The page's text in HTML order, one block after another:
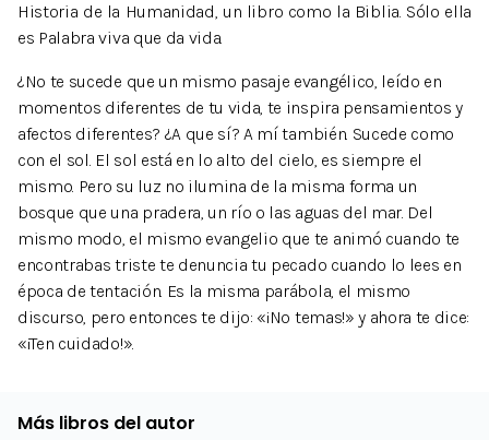
Historia de la Humanidad, un libro como la Biblia. Sólo ella
es Palabra viva que da vida.
¿No te sucede que un mismo pasaje evangélico, leído en
momentos diferentes de tu vida, te inspira pensamientos y
afectos diferentes? ¿A que sí? A mí también. Sucede como
con el sol. El sol está en lo alto del cielo, es siempre el
mismo. Pero su luz no ilumina de la misma forma un
bosque que una pradera, un río o las aguas del mar. Del
mismo modo, el mismo evangelio que te animó cuando te
encontrabas triste te denuncia tu pecado cuando lo lees en
época de tentación. Es la misma parábola, el mismo
discurso, pero entonces te dijo: «¡No temas!» y ahora te dice:
«¡Ten cuidado!».
Más libros del autor